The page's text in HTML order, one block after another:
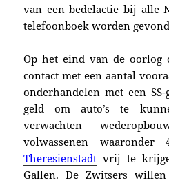
van een bedelactie bij alle
telefoon­boek worden
Op het eind van de oorlog
contact met een aantal
onderhandelen met een
geld om auto’s te
verwachten
volwassenen waaronder
There­sienstadt vrij te
Gallen. De Zwitsers